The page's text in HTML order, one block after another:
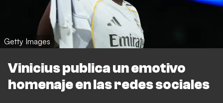
Getty Images
Vinicius publica un emotivo
homenaje en las redes sociales